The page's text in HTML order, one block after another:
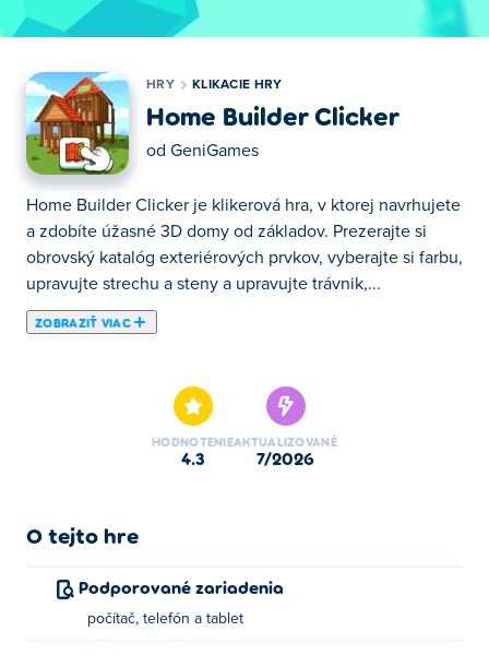
HRY KLIKACIE HRY
Home Builder Clicker
od GeniGames
Home Builder Clicker je klikerová hra, v ktorej navrhujete
a zdobíte úžasné 3D domy od základov. Prezerajte si
obrovský katalóg exteriérových prvkov, vyberajte si farbu,
upravujte strechu a steny a upravujte trávnik,...
ZOBRAZIŤ VIAC
obrovský katalóg exteriérových prvkov, vyberajte si farbu,
upravujte strechu a steny a upravujte trávnik, kým
nebude každý detail presne taký, aký je. Každý dom je
útulnú chatu alebo moderné sídlo, je čas vdýchnuť život
Ako hrať kliker na staviteľa domu?
HODNOTENIE
4.3
AKTUALIZOVANÉ
7/2026
O tejto hre
Podporované zariadenia
počítač, telefón a tablet